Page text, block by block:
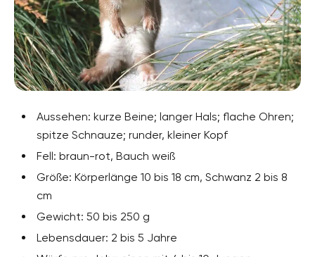
Aussehen: kurze Beine; langer Hals; flache Ohren;
spitze Schnauze; runder, kleiner Kopf
Fell: braun-rot, Bauch weiß
Größe: Körperlänge 10 bis 18 cm, Schwanz 2 bis 8
cm
Gewicht: 50 bis 250 g
Lebensdauer: 2 bis 5 Jahre